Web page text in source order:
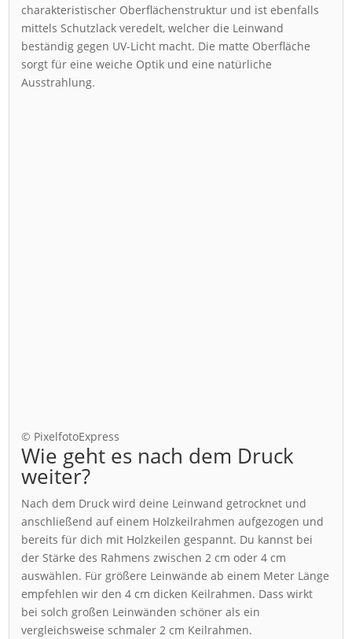
charakteristischer Oberflächenstruktur und ist ebenfalls
mittels Schutzlack veredelt, welcher die Leinwand
beständig gegen UV-Licht macht. Die matte Oberfläche
sorgt für eine weiche Optik und eine natürliche
Ausstrahlung.
© PixelfotoExpress
Wie geht es nach dem Druck
weiter?
Nach dem Druck wird deine Leinwand getrocknet und
anschließend auf einem Holzkeilrahmen aufgezogen und
bereits für dich mit Holzkeilen gespannt. Du kannst bei
der Stärke des Rahmens zwischen 2 cm oder 4 cm
auswählen. Für größere Leinwände ab einem Meter Länge
empfehlen wir den 4 cm dicken Keilrahmen. Dass wirkt
bei solch großen Leinwänden schöner als ein
vergleichsweise schmaler 2 cm Keilrahmen.